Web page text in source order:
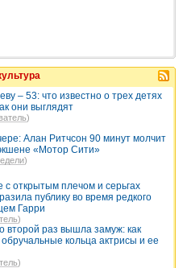
– 53: что известно о трех детях
они выглядят
)
Алан Ритчсон 90 минут молчит
«Мотор Сити»
)
с открытым плечом и серьгах
публику во время редкого
Гарри
)
второй раз вышла замуж: как
кольца актрисы и ее
)